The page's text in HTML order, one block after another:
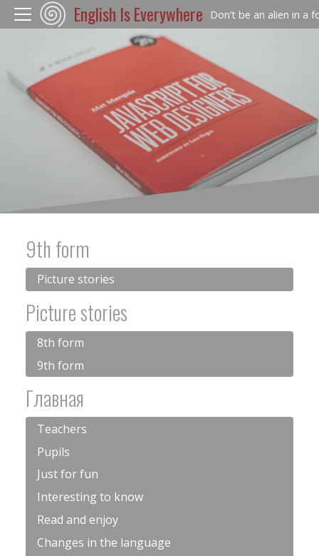
English Is Everywhere Don’t be an alien in a
9th form
Picture stories
Picture stories
8th form
9th form
Главная
Teachers
Pupils
Just for fun
Interesting to know
Read and enjoy
Changes in the language